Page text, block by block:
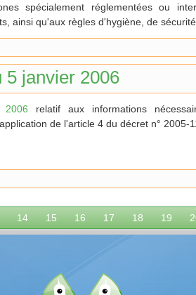
spécialement réglementées ou
ainsi qu'aux règles d'hygiène, de
5 janvier 2006
relatif aux informations
de l'article 4 du décret n° 2005-
14 15 16 17 18 19